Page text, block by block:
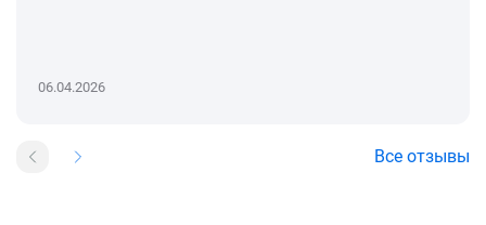
06.04.2026
Все отзывы